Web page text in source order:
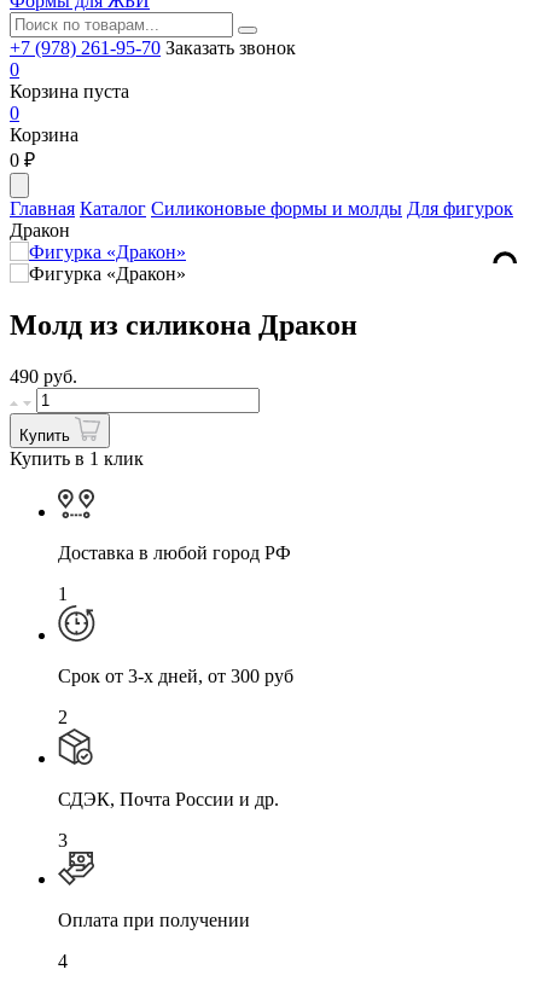
+7 (978) 261-95-70 Заказать звонок
0
Корзина пуста
0
Корзина
0 ₽
Главная Каталог Силиконовые формы и молды Для фигурок
Дракон
Молд из силикона Дракон
490 руб.
Купить
Купить в 1 клик
Доставка в любой город РФ
1
Cрок от 3-х дней, от 300 руб
2
СДЭК, Почта России и др.
3
Оплата при получении
4